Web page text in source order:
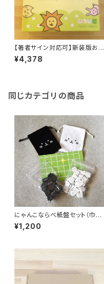
【著者サイン対応可】新装版おお
きな森のどうぶつしょうぎ
¥4,378
同じカテゴリの商品
にゃんこならべ紙盤セット（巾着
つき・箱なし）
¥1,200